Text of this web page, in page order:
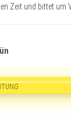
Zeit und bittet um